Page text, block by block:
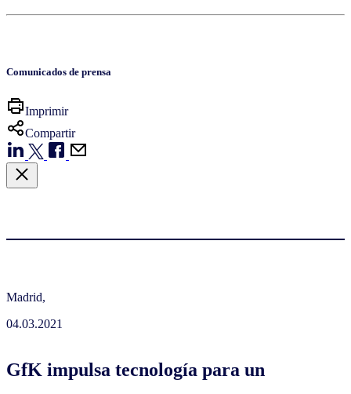
Comunicados de prensa
Imprimir
Compartir
Madrid,
04.03.2021
GfK impulsa tecnología para un